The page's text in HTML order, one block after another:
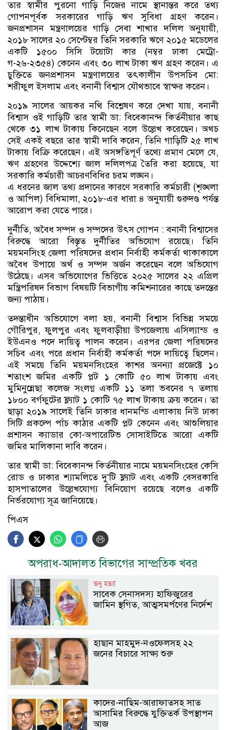
তার স্বামীর পুরনো গাড়ি নিজের নামে স্থানান্তর করে তথ্য
গোপনপূর্বক সরকারের গাড়ি ঋণ সুবিধা গ্রহণ করেন।
জনপ্রশাসন মন্ত্রণালয়ের গাড়ি সেবা শাখার দলিল অনুযায়ী,
২০১৮ সালের ২০ সেপ্টেম্বর তিনি সরকারি ঋণে ২০১৫ মডেলের
একটি ১৫০০ সিসি টয়োটা কার (নম্বর ঢাকা মেট্রো-
গ-২৬-২৩৫৪) কেনেন এবং ৩০ লাখ টাকা ঋণ গ্রহণ করেন। এ
চুক্তিতে জনপ্রশাসন মন্ত্রণালয়ের তৎকালীন উপসচিব মো:
শরীফুল ইসলাম এবং বনানী বিশ্বাস যৌথভাবে স্বাক্ষর করেন।
২০১৯ সালের আয়কর নথি বিশ্লেষণ করে দেখা যায়, বনানী
বিশ্বাস ওই গাড়িটি তার স্বামী ডা: বিবেকানন্দ কির্তনীয়ার কাছ
থেকে ৩১ লাখ টাকায় কিনেছেন বলে উল্লেখ করেছেন। অথচ
সেই একই বছরে তার স্বামী দাবি করেন, তিনি গাড়িটি ২৫ লাখ
টাকায় বিক্রি করেছেন। এই অসঙ্গতিপূর্ণ তথ্যে প্রমাণ মেলে যে,
ঋণ গ্রহণের উদ্দেশ্যে জাল দলিলপত্র তৈরি করা হয়েছে, যা
সরকারি কর্মচারী আচরণবিধির চরম লঙ্ঘন।
এ ধরনের জাল তথ্য প্রদানের কারণে সরকারি কর্মচারী (শৃঙ্খলা
ও আপিল) বিধিমালা, ২০১৮-এর ধারা ৪ অনুযায়ী গুরুদণ্ড পর্যন্ত
আরোপ করা যেতে পারে।
দুর্নীতি, অবৈধ সম্পদ ও সম্পদের উৎস গোপন : বনানী বিশ্বাসের
বিরুদ্ধে আরো বিস্তৃত দুর্নীতির অভিযোগ রয়েছে। তিনি
ময়মনসিংহ জেলা পরিষদের প্রধান নির্বাহী কর্মকর্তা থাকাকালে
অবৈধ উপায়ে অর্থ ও সম্পদ অর্জন করেছেন বলে অভিযোগ
উঠেছে। এসব অভিযোগের ভিত্তিতে ২০২৫ সালের ২২ এপ্রিল
মন্ত্রিপরিষদ বিভাগ বিষয়টি বিভাগীয় কমিশনারের কাছে তদন্তের
জন্য পাঠায়।
তদন্তাধীন অভিযোগে বলা হয়, বনানী বিশ্বাস বিভিন্ন সময়ে
গৌরিপুর, ফুলপুর এবং ফুলবাড়ীয়া উপজেলায় এসিল্যান্ড ও
ইউএনও পদে দায়িত্ব পালন করেন। এরপর জেলা পরিষদের
সচিব এবং পরে প্রধান নির্বাহী কর্মকর্তা পদে দায়িত্বে ছিলেন।
এই সময়ে তিনি ময়মনসিংহের কাশর অনন্যা প্রজেক্টে ১০
শতাংশ জমির একটি প্লট ১ কোটি ৫০ লাখ টাকায় এবং
মুমিনুন্নেছা কলেজ সংলগ্ন একটি ১১ তলা ভবনের ৭ তলায়
১৮০০ বর্গফুটের ফ্ল্যাট ১ কোটি ৭৫ লাখ টাকায় ক্রয় করেন। তা
ছাড়া ২০১৯ সালেই তিনি ঢাকার ধানমন্ডি এলাকায় নিউ ঢাকা
সিটি প্রকল্পে পাঁচ কাঠার একটি প্লট কেনেন এবং আশুলিয়ার
প্রশাসন ক্যাডার কো-অপারেটিভ সোসাইটিতে আরো একটি
জমির মালিকানা দাবি করেন।
তার স্বামী ডা: বিবেকানন্দ কির্তনীয়ার নামে ময়মনসিংহের কেসি
রোড ও ঢাকার শ্যামলিতে দু’টি ফ্ল্যাট এবং একটি বেসরকারি
হাসপাতালের উল্লেখযোগ্য বিনিয়োগ রয়েছে বলেও একটি
নির্ভরযোগ্য সূত্র জানিয়েছে।
পিএস
অপরাধ-আদালত বিভাগের সাম্প্রতিক খবর
তনু হত্যা
সাবেক সেনাসদস্য হাফিজুরের
জামিন স্থগিত, আত্মসমর্পণের নির্দেশ
হাছান মাহমুদ-নওফেলসহ ২২
জনের বিচারে সাক্ষ্য শুরু
কাদের-নাছিম-আরাফাতসহ সাত
আসামির বিরুদ্ধে যুক্তিতর্ক উপস্থাপন
আজ